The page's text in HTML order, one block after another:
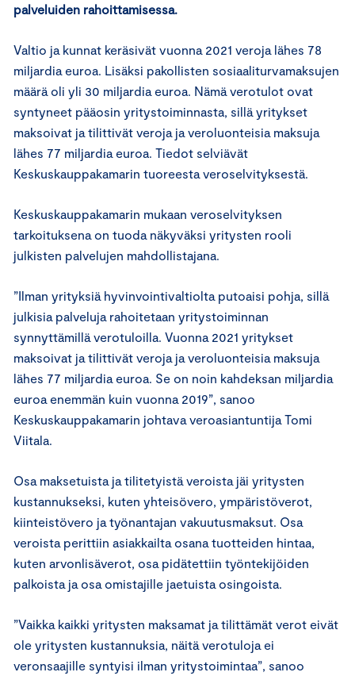
palveluiden rahoittamisessa.
Valtio ja kunnat keräsivät vuonna 2021 veroja lähes 78
miljardia euroa. Lisäksi pakollisten sosiaaliturvamaksujen
määrä oli yli 30 miljardia euroa. Nämä verotulot ovat
syntyneet pääosin yritystoiminnasta, sillä yritykset
maksoivat ja tilittivät veroja ja veroluonteisia maksuja
lähes 77 miljardia euroa. Tiedot selviävät
Keskuskauppakamarin tuoreesta veroselvityksestä.
Keskuskauppakamarin mukaan veroselvityksen
tarkoituksena on tuoda näkyväksi yritysten rooli
julkisten palvelujen mahdollistajana.
”Ilman yrityksiä hyvinvointivaltiolta putoaisi pohja, sillä
julkisia palveluja rahoitetaan yritystoiminnan
synnyttämillä verotuloilla. Vuonna 2021 yritykset
maksoivat ja tilittivät veroja ja veroluonteisia maksuja
lähes 77 miljardia euroa. Se on noin kahdeksan miljardia
euroa enemmän kuin vuonna 2019”, sanoo
Keskuskauppakamarin johtava veroasiantuntija Tomi
Viitala.
Osa maksetuista ja tilitetyistä veroista jäi yritysten
kustannukseksi, kuten yhteisövero, ympäristöverot,
kiinteistövero ja työnantajan vakuutusmaksut. Osa
veroista perittiin asiakkailta osana tuotteiden hintaa,
kuten arvonlisäverot, osa pidätettiin työntekijöiden
palkoista ja osa omistajille jaetuista osingoista.
”Vaikka kaikki yritysten maksamat ja tilittämät verot eivät
ole yritysten kustannuksia, näitä verotuloja ei
veronsaajille syntyisi ilman yritystoimintaa”, sanoo